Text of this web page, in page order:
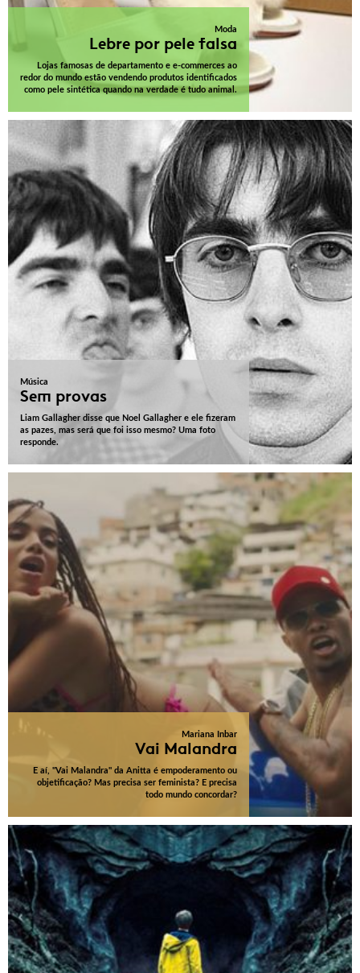
Moda
Lebre por pele falsa
Lojas famosas de departamento e e-commerces ao
redor do mundo estão vendendo produtos identificados
como pele sintética quando na verdade é tudo animal.
Música
Sem provas
Liam Gallagher disse que Noel Gallagher e ele fizeram
as pazes, mas será que foi isso mesmo? Uma foto
responde.
Mariana Inbar
Vai Malandra
E aí, "Vai Malandra" da Anitta é empoderamento ou
objetificação? Mas precisa ser feminista? E precisa
todo mundo concordar?